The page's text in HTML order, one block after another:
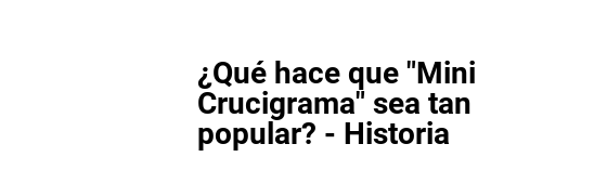
¿Qué hace que "Mini
Crucigrama" sea tan
popular? - Historia